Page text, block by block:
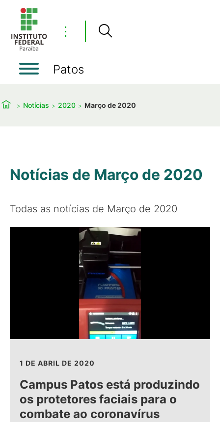
⋮
Patos
Notícias 2020 Março de 2020
Notícias de Março de 2020
Todas as notícias de Março de 2020
1 DE ABRIL DE 2020
Campus Patos está produzindo
os protetores faciais para o
combate ao coronavírus